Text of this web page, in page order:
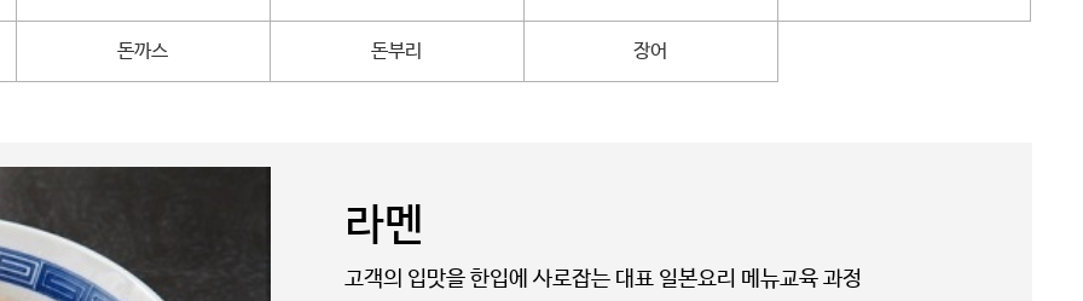
돈까스 돈부리 장어
라멘
고객의 입맛을 한입에 사로잡는 대표 일본요리 메뉴교육 과정